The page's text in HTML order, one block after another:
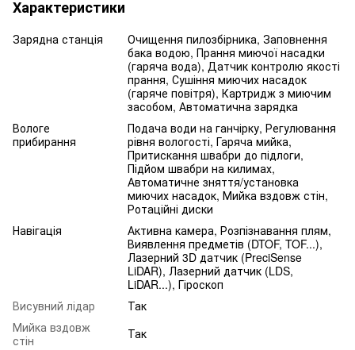
Характеристики
Зарядна станція
Очищення пилозбірника, Заповнення
бака водою, Прання миючої насадки
(гаряча вода), Датчик контролю якості
прання, Сушіння миючих насадок
(гаряче повітря), Картридж з миючим
засобом, Автоматична зарядка
Вологе
прибирання
Подача води на ганчірку, Регулювання
рівня вологості, Гаряча мийка,
Притискання швабри до підлоги,
Підйом швабри на килимах,
Автоматичне зняття/установка
миючих насадок, Мийка вздовж стін,
Ротаційні диски
Навігація
Активна камера, Розпізнавання плям,
Виявлення предметів (DTOF, TOF...),
Лазерний 3D датчик (PreciSense
LiDAR), Лазерний датчик (LDS,
LiDAR...), Гіроскоп
Висувний лідар
Так
Мийка вздовж
стін
Так